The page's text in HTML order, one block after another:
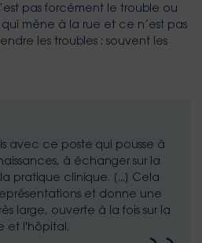
pas forcément le trouble ou
mène à la rue et ce n’est pas
les troubles : souvent les
avec ce poste qui pousse à
à échanger sur la
pratique clinique. [...] Cela
et donne une
large, ouverte à la fois sur la
et l'hôpital.